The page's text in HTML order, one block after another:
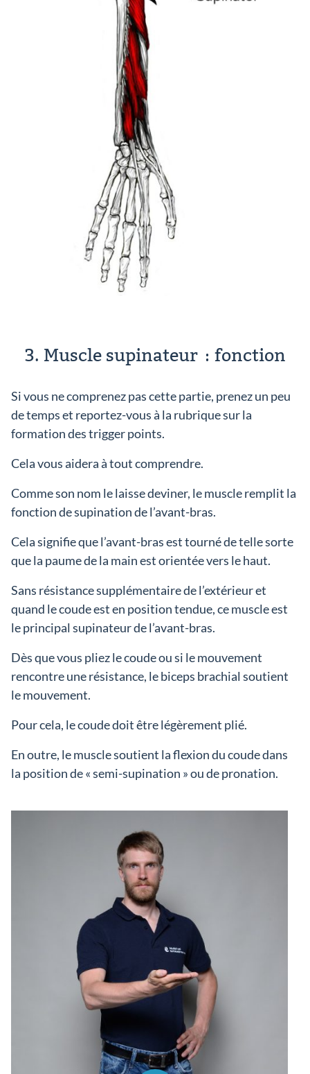
3. Muscle supinateur : fonction
Si vous ne comprenez pas cette partie, prenez un peu
de temps et reportez-vous à la rubrique sur la
formation des trigger points.
Cela vous aidera à tout comprendre.
Comme son nom le laisse deviner, le muscle remplit la
fonction de supination de l’avant-bras.
Cela signifie que l’avant-bras est tourné de telle sorte
que la paume de la main est orientée vers le haut.
Sans résistance supplémentaire de l’extérieur et
quand le coude est en position tendue, ce muscle est
le principal supinateur de l’avant-bras.
Dès que vous pliez le coude ou si le mouvement
rencontre une résistance, le biceps brachial soutient
le mouvement.
Pour cela, le coude doit être légèrement plié.
En outre, le muscle soutient la flexion du coude dans
la position de « semi-supination » ou de pronation.